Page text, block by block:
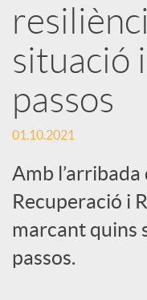
r
x
e
s
S
situació
passos
01.10.2021
Amb l’arribada
Recuperació i
marcant quins
passos.